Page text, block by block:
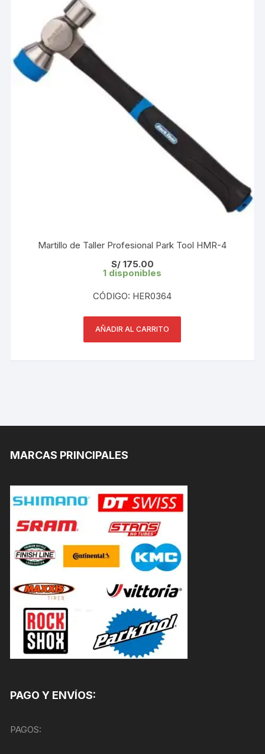
Martillo de Taller Profesional Park Tool HMR-4
S/175.00
1 disponibles
CÓDIGO: HER0364
AÑADIR AL CARRITO
MARCAS PRINCIPALES
PAGO Y ENVÍOS:
PAGOS: